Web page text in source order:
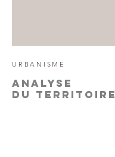
URBANISME
ANALYSE
DU TERRITOIRE